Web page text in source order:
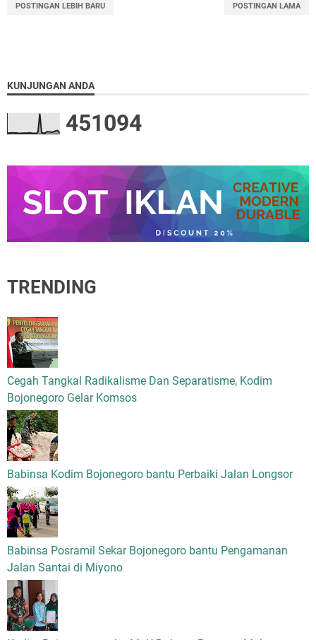
POSTINGAN LEBIH BARU POSTINGAN LAMA
KUNJUNGAN ANDA
451094
TRENDING
Cegah Tangkal Radikalisme Dan Separatisme, Kodim
Bojonegoro Gelar Komsos
Babinsa Kodim Bojonegoro bantu Perbaiki Jalan Longsor
Babinsa Posramil Sekar Bojonegoro bantu Pengamanan
Jalan Santai di Miyono